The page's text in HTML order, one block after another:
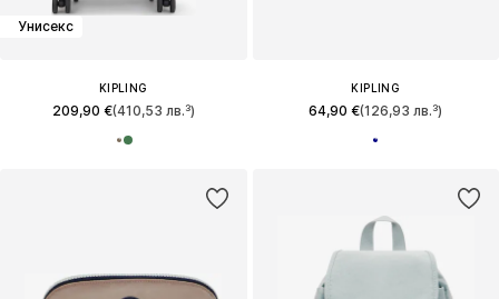
Унисекс
KIPLING
209,90 €(410,53 лв.³)
KIPLING
64,90 €(126,93 лв.³)